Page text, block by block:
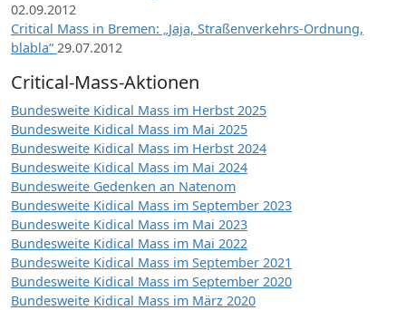
02.09.2012
Critical Mass in Bremen: „Jaja, Straßenverkehrs-Ordnung,
blabla“ 29.07.2012
Critical-Mass-Aktionen
Bundesweite Kidical Mass im Herbst 2025
Bundesweite Kidical Mass im Mai 2025
Bundesweite Kidical Mass im Herbst 2024
Bundesweite Kidical Mass im Mai 2024
Bundesweite Gedenken an Natenom
Bundesweite Kidical Mass im September 2023
Bundesweite Kidical Mass im Mai 2023
Bundesweite Kidical Mass im Mai 2022
Bundesweite Kidical Mass im September 2021
Bundesweite Kidical Mass im September 2020
Bundesweite Kidical Mass im März 2020